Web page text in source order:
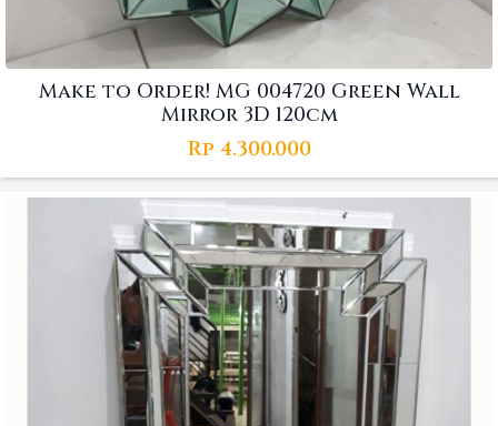
Make to Order! MG 004720 Green Wall
Mirror 3D 120cm
Rp 4.300.000